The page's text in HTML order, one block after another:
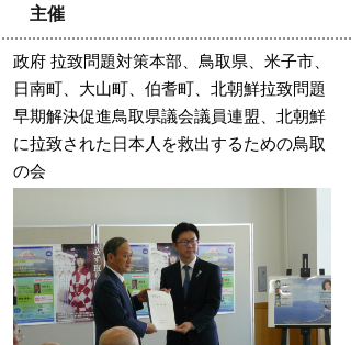
主催
政府 拉致問題対策本部、鳥取県、米子市、
日南町、大山町、伯耆町、北朝鮮拉致問題
早期解決促進鳥取県議会議員連盟、北朝鮮
に拉致された日本人を救出するための鳥取
の会